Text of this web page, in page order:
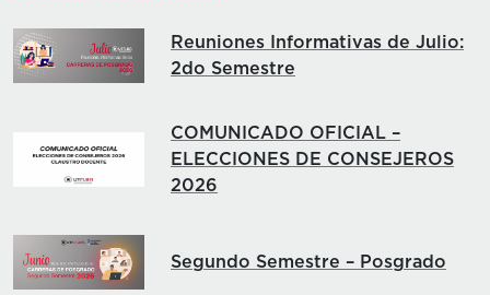
Reuniones Informativas de Julio:
2do Semestre
COMUNICADO OFICIAL –
ELECCIONES DE CONSEJEROS
2026
Segundo Semestre – Posgrado